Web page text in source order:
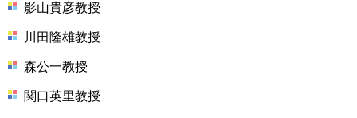
影山貴彦教授
川田隆雄教授
森公一教授
関口英里教授